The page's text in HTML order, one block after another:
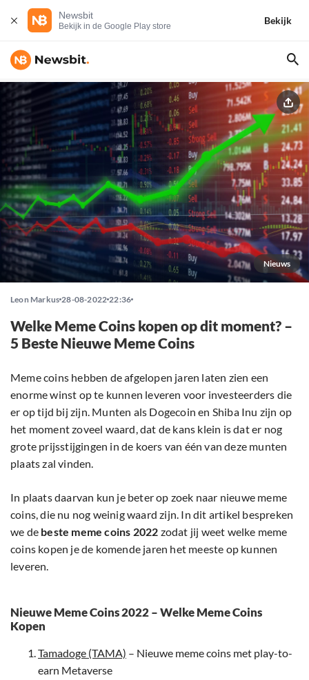
Newsbit
Bekijk in de Google Play store
Bekijk
Nieuws
Leon Markus 28-08-2022 22:36
Welke Meme Coins kopen op dit moment? –
5 Beste Nieuwe Meme Coins
Meme coins hebben de afgelopen jaren laten zien een
enorme winst op te kunnen leveren voor investeerders die
er op tijd bij zijn. Munten als Dogecoin en Shiba Inu zijn op
het moment zoveel waard, dat de kans klein is dat er nog
grote prijsstijgingen in de koers van één van deze munten
plaats zal vinden.
In plaats daarvan kun je beter op zoek naar nieuwe meme
coins, die nu nog weinig waard zijn. In dit artikel bespreken
we de beste meme coins 2022 zodat jij weet welke meme
coins kopen je de komende jaren het meeste op kunnen
leveren.
Nieuwe Meme Coins 2022 – Welke Meme Coins
Kopen
Tamadoge (TAMA) – Nieuwe meme coins met play-to-
earn Metaverse